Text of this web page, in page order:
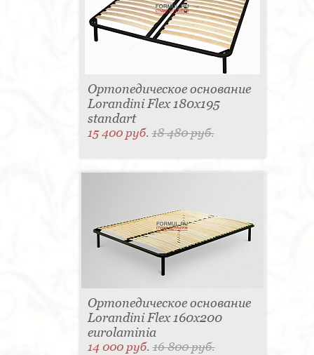
Ортопедическое основание
Lorandini Flex 180x195
standart
15 400 руб.18 480 руб.
Ортопедическое основание
Lorandini Flex 160x200
eurolaminia
14 000 руб.16 800 руб.